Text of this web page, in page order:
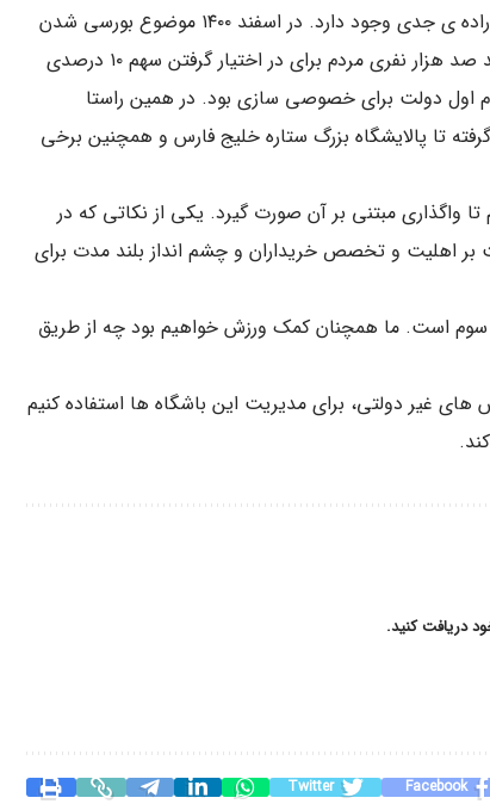
۱- در اصل مشارکت طلبیدن مردم و بخش غیر دولتی اراده ی جدی وجود دارد. در اسفند ۱۴۰۰ موضوع بورسی شدن
این دو باشگاه و افرایش سرمایه ان ها و مشارکت چند صد هزار نفری مردم برای در اختیار گرفتن سهم ۱۰ درصدی
اول دولت برای خصوصی سازی بود. در همین راستا
تا پالایشگاه بزرگ ستاره خلیج فارس و همچنین برخی
واگذاری مبتنی بر آن صورت گیرد. یکی از نکاتی که در
بر اهلیت و تخصص خریداران و چشم انداز بلند مدت برای
سوم است. ما همچنان کمک ورزش خواهیم بود چه از طریق
غیر دولتی، برای مدیریت این باشگاه ها استفاده کنیم
دریافت کنید.
Facebook
Twitter